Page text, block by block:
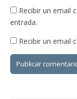
Recibir un email
entrada.
Recibir un email